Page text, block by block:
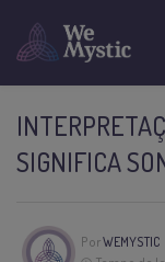
SIGNIFICA
PorWEMYSTIC